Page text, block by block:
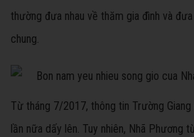
thường đưa nhau về thăm gia đình và
chung.
Từ tháng 7/2017, thông tin Trường
lần nữa dấy lên. Tuy nhiên, Nhã Phương